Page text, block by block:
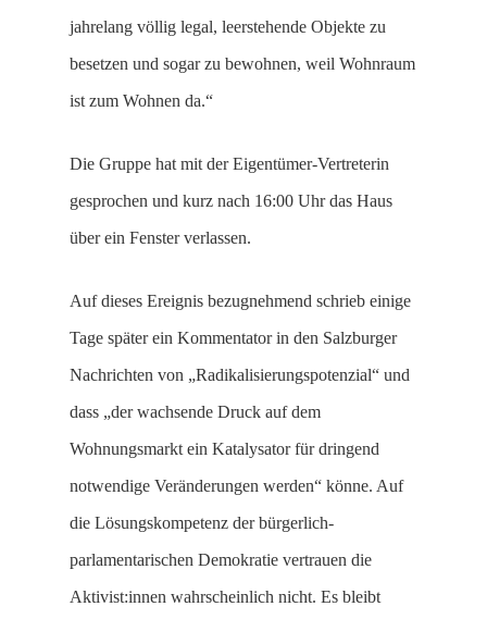
jahrelang völlig legal, leerstehende Objekte zu
besetzen und sogar zu bewohnen, weil Wohnraum
ist zum Wohnen da.“
Die Gruppe hat mit der Eigentümer-Vertreterin
gesprochen und kurz nach 16:00 Uhr das Haus
über ein Fenster verlassen.
Auf dieses Ereignis bezugnehmend schrieb einige
Tage später ein Kommentator in den Salzburger
Nachrichten von „Radikalisierungspotenzial“ und
dass „der wachsende Druck auf dem
Wohnungsmarkt ein Katalysator für dringend
notwendige Veränderungen werden“ könne. Auf
die Lösungskompetenz der bürgerlich-
parlamentarischen Demokratie vertrauen die
Aktivist:innen wahrscheinlich nicht. Es bleibt